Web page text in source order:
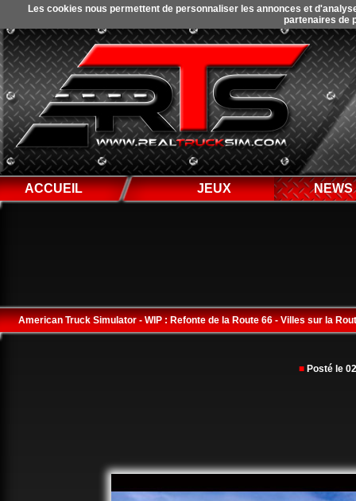
ACCUEIL JEUX NEWS
American Truck Simulator - WIP : Refonte de la Route 66 - Villes sur la
■ Posté le
Les cookies nous permettent de personnaliser les annonces et
partenaires de